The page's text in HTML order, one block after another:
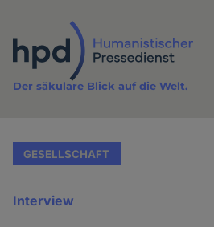
Inhalt
Der säkulare Blick auf die Welt.
GESELLSCHAFT
Interview